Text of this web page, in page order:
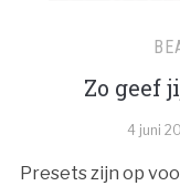
Zo geef
4 juni
Presets zijn op